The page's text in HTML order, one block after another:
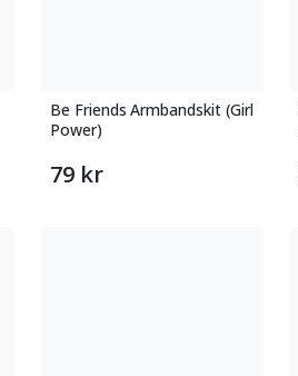
Be Friends Armbandskit (Girl
Power)
79 kr